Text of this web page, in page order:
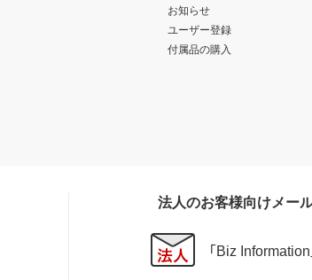
お知らせ
ユーザー登録
付属品の購入
法人のお客様向けメー
「Biz